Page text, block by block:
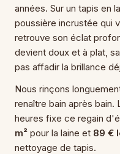
années. Sur un tapis en
poussière incrustée qui
retrouve son éclat
devient doux et à plat,
pas affadir la brillance
Nous rinçons
renaître bain après
heures fixe ce regain
m² pour la laine et 89 €
nettoyage de tapis.